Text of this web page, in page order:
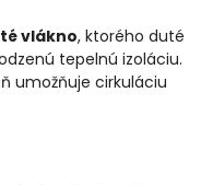
vlákno, ktorého duté
tepelnú izoláciu.
umožňuje cirkuláciu